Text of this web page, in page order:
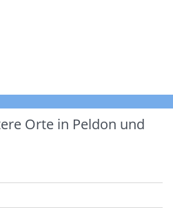
Orte in Peldon und